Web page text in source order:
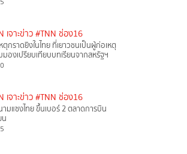
เจาะข่าว #TNN ช่อง16
ตุกราดยิงในไทย ที่เยาวชนเป็นผู้ก่อเหตุ
มองเปรียบเทียบบทเรียนจากสหรัฐฯ
เจาะข่าว #TNN ช่อง16
ามแซงไทย ขึ้นเบอร์ 2 ตลาดการบิน
น